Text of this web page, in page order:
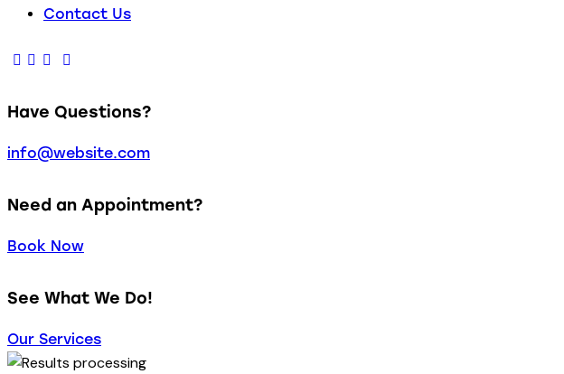
Contact Us
Have Questions?
info@website.com
Need an Appointment?
Book Now
See What We Do!
Our Services